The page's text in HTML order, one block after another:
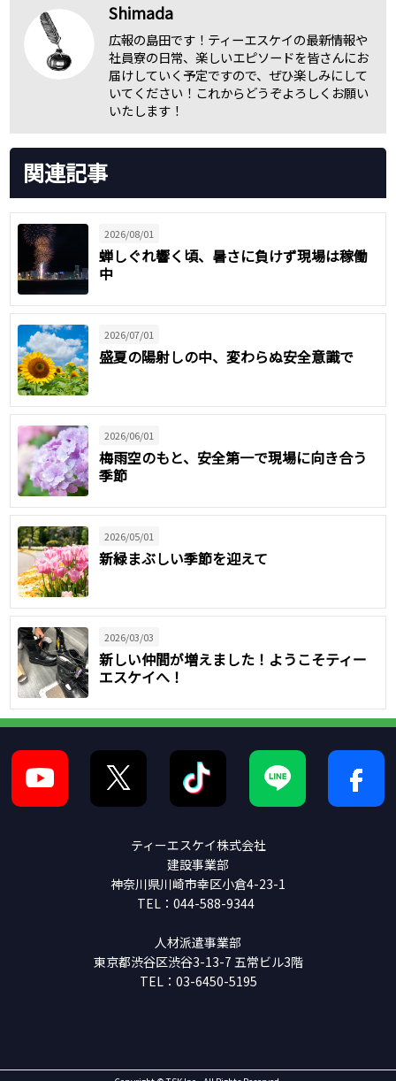
Shimada
広報の島田です！ティーエスケイの最新情報や
社員寮の日常、楽しいエピソードを皆さんにお
届けしていく予定ですので、ぜひ楽しみにして
いてください！これからどうぞよろしくお願い
いたします！
関連記事
2026/08/01
蝉しぐれ響く頃、暑さに負けず現場は稼働
中
2026/07/01
盛夏の陽射しの中、変わらぬ安全意識で
2026/06/01
梅雨空のもと、安全第一で現場に向き合う
季節
2026/05/01
新緑まぶしい季節を迎えて
2026/03/03
新しい仲間が増えました！ようこそティー
エスケイへ！
ティーエスケイ株式会社
建設事業部
神奈川県川崎市幸区小倉4-23-1
TEL：044-588-9344
人材派遣事業部
東京都渋谷区渋谷3-13-7 五常ビル3階
TEL：03-6450-5195